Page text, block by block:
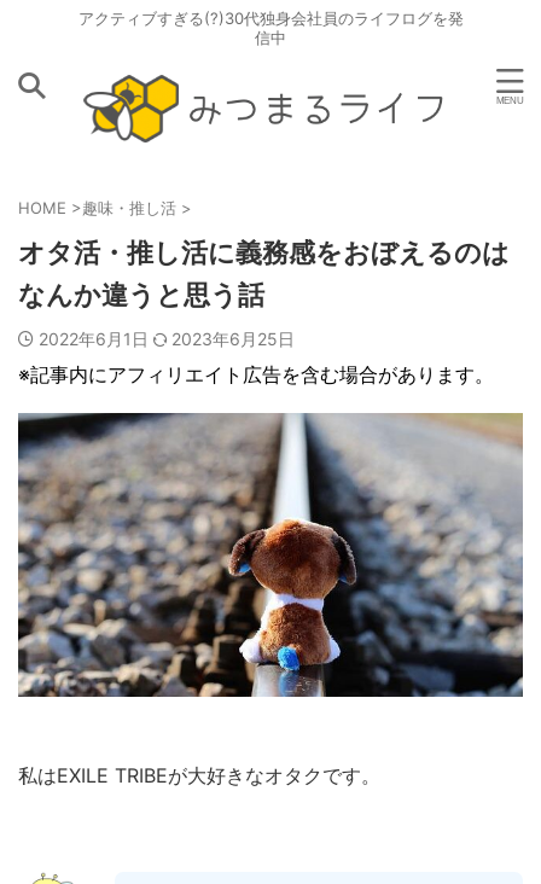
アクティブすぎる(?)30代独身会社員のライフログを発
信中
HOME >趣味・推し活 >
オタ活・推し活に義務感をおぼえるのは
なんか違うと思う話
2022年6月1日 2023年6月25日
※記事内にアフィリエイト広告を含む場合があります。
私はEXILE TRIBEが大好きなオタクです。